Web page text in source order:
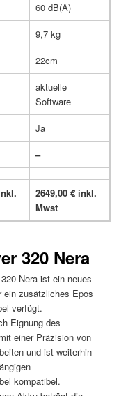
60 dB(A)
9,7 kg
22cm
aktuelle
Software
Ja
–
2649,00 € inkl.
Mwst
320 Nera
Nera ist ein neues
ein zusätzliches Epos
verfügt.
Eignung des
einer Präzision von
und ist weiterhin
kompatibel.